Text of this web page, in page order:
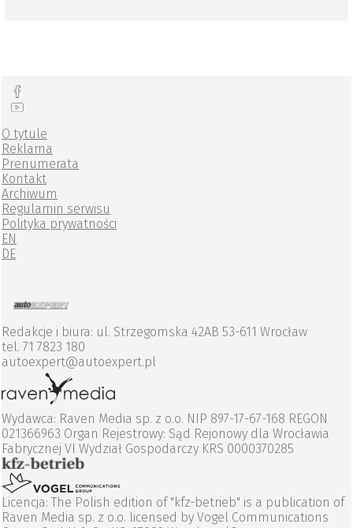
O tytule
Reklama
Prenumerata
Kontakt
Archiwum
Regulamin serwisu
Polityka prywatności
EN
DE
Redakcje i biura: ul. Strzegomska 42AB 53-611 Wrocław
tel. 71 7823 180
autoexpert@autoexpert.pl
Wydawca: Raven Media sp. z o.o. NIP 897-17-67-168 REGON
021366963 Organ Rejestrowy: Sąd Rejonowy dla Wrocławia
Fabrycznej VI Wydział Gospodarczy KRS 0000370285
Licencja: The Polish edition of "kfz-betrieb" is a publication of
Raven Media sp. z o.o. licensed by Vogel Communications